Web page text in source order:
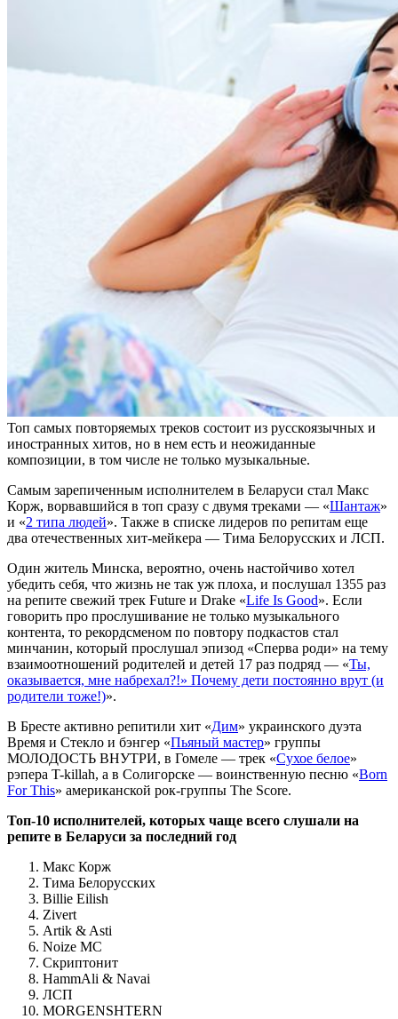
Топ самых повторяемых треков состоит из русскоязычных и
иностранных хитов, но в нем есть и неожиданные
композиции, в том числе не только музыкальные.
Самым зарепиченным исполнителем в Беларуси стал Макс
Корж, ворвавшийся в топ сразу с двумя треками — «Шантаж»
и «2 типа людей». Также в списке лидеров по репитам еще
два отечественных хит-мейкера — Тима Белорусских и ЛСП.
Один житель Минска, вероятно, очень настойчиво хотел
убедить себя, что жизнь не так уж плоха, и послушал 1355 раз
на репите свежий трек Future и Drake «Life Is Good». Если
говорить про прослушивание не только музыкального
контента, то рекордсменом по повтору подкастов стал
минчанин, который прослушал эпизод «Сперва роди» на тему
взаимоотношений родителей и детей 17 раз подряд — «Ты,
оказывается, мне набрехал?!» Почему дети постоянно врут (и
родители тоже!)».
В Бресте активно репитили хит «Дим» украинского дуэта
Время и Стекло и бэнгер «Пьяный мастер» группы
МОЛОДОСТЬ ВНУТРИ, в Гомеле — трек «Сухое белое»
рэпера T-killah, а в Солигорске — воинственную песню «Born
For This» американской рок-группы The Score.
Топ-10 исполнителей, которых чаще всего слушали на
репите в Беларуси за последний год
Макс Корж
Тима Белорусских
Billie Eilish
Zivert
Artik & Asti
Noize MC
Скриптонит
HammAli & Navai
ЛСП
MORGENSHTERN